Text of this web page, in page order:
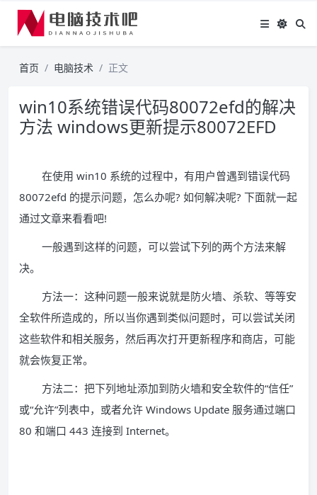
首页 电脑技术 正文
win10系统错误代码80072efd的解决
方法 windows更新提示80072EFD
在使用 win10 系统的过程中，有用户曾遇到错误代码
80072efd 的提示问题，怎么办呢? 如何解决呢? 下面就一起
通过文章来看看吧!
一般遇到这样的问题，可以尝试下列的两个方法来解
决。
方法一：这种问题一般来说就是防火墙、杀软、等等安
全软件所造成的，所以当你遇到类似问题时，可以尝试关闭
这些软件和相关服务，然后再次打开更新程序和商店，可能
就会恢复正常。
方法二：把下列地址添加到防火墙和安全软件的“信任”
或“允许”列表中，或者允许 Windows Update 服务通过端口
80 和端口 443 连接到 Internet。